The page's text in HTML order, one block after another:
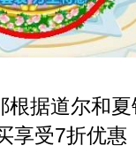
据道尔和
享受7折优惠